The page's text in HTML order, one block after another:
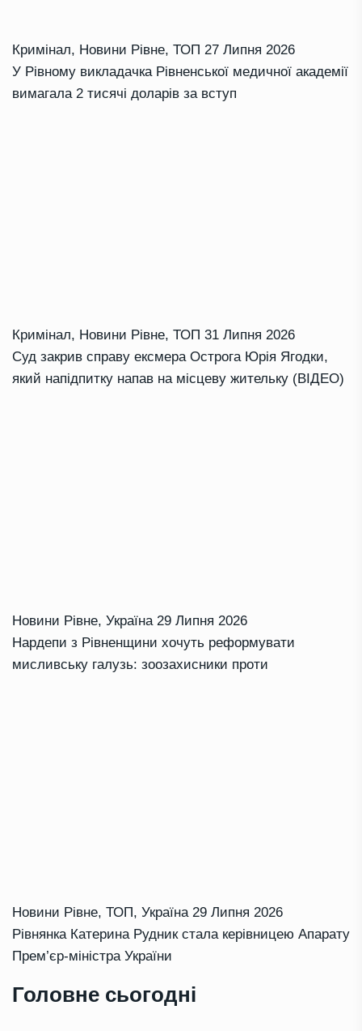
Кримінал, Новини Рівне, ТОП 27 Липня 2026
У Рівному викладачка Рівненської медичної академії
вимагала 2 тисячі доларів за вступ
Кримінал, Новини Рівне, ТОП 31 Липня 2026
Суд закрив справу ексмера Острога Юрія Ягодки,
який напідпитку напав на місцеву жительку (ВІДЕО)
Новини Рівне, Україна 29 Липня 2026
Нардепи з Рівненщини хочуть реформувати
мисливську галузь: зоозахисники проти
Новини Рівне, ТОП, Україна 29 Липня 2026
Рівнянка Катерина Рудник стала керівницею Апарату
Прем’єр-міністра України
Головне сьогодні